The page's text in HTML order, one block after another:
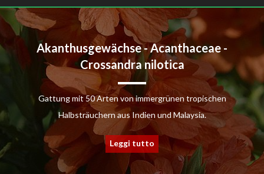
Akanthusgewächse - Acanthaceae -
Crossandra nilotica
Gattung mit 50 Arten von immergrünen tropischen
Halbsträuchern aus Indien und Malaysia.
Leggi tutto